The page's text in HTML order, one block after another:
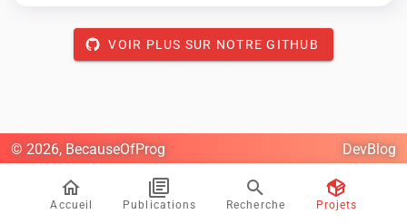
VOIR PLUS SUR NOTRE GITHUB
Accueil Publications Recherche Projets
© 2026, BecauseOfProg DevBlog